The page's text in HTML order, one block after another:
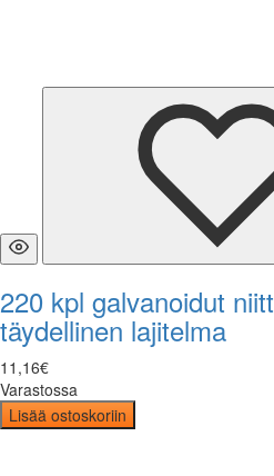
220 kpl galvanoidut
täydellinen lajitelma
11 ,16€
Varastossa
Lisää ostoskoriin